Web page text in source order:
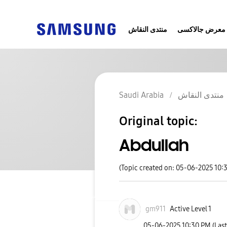
منتدى النقاش معرض جالاكسى
Saudi Arabia منتدى النقاش
Original topic:
Abdullah
(Topic created on: 05-06-2025
gm911
Active Level 1